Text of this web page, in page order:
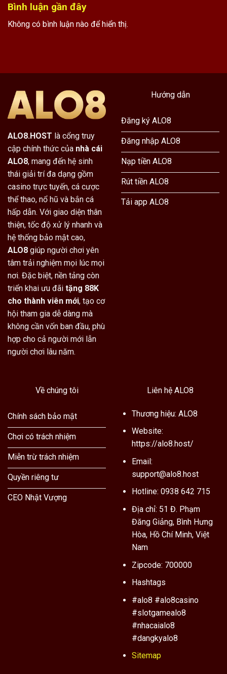
Bình luận gần đây
Không có bình luận nào để hiển thị.
ALO8.HOST là cổng truy
cập chính thức của nhà cái
ALO8, mang đến hệ sinh
thái giải trí đa dạng gồm
casino trực tuyến, cá cược
thể thao, nổ hũ và bắn cá
hấp dẫn. Với giao diện thân
thiện, tốc độ xử lý nhanh và
hệ thống bảo mật cao,
ALO8 giúp người chơi yên
tâm trải nghiệm mọi lúc mọi
nơi. Đặc biệt, nền tảng còn
triển khai ưu đãi tặng 88K
cho thành viên mới, tạo cơ
hội tham gia dễ dàng mà
không cần vốn ban đầu, phù
hợp cho cả người mới lẫn
người chơi lâu năm.
Hướng dẫn
Đăng ký ALO8
Đăng nhập ALO8
Nạp tiền ALO8
Rút tiền ALO8
Tải app ALO8
Về chúng tôi
Chính sách bảo mật
Chơi có trách nhiệm
Miễn trừ trách nhiệm
Quyền riêng tư
CEO Nhật Vượng
Liên hệ ALO8
Thương hiệu: ALO8
Website:
https://alo8.host/
Email:
support@alo8.host
Hotline: 0938 642 715
Địa chỉ: 51 Đ. Phạm
Đăng Giảng, Bình Hưng
Hòa, Hồ Chí Minh, Việt
Nam
Zipcode: 700000
Hashtags
#alo8 #alo8casino
#slotgamealo8
#nhacaialo8
#dangkyalo8
Sitemap